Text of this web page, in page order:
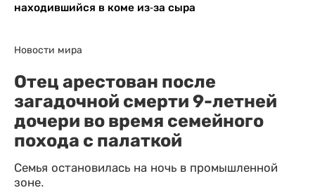
находившийся в коме из-за сыра
Новости мира
Отец арестован после
загадочной смерти 9-летней
дочери во время семейного
похода с палаткой
Семья остановилась на ночь в промышленной
зоне.